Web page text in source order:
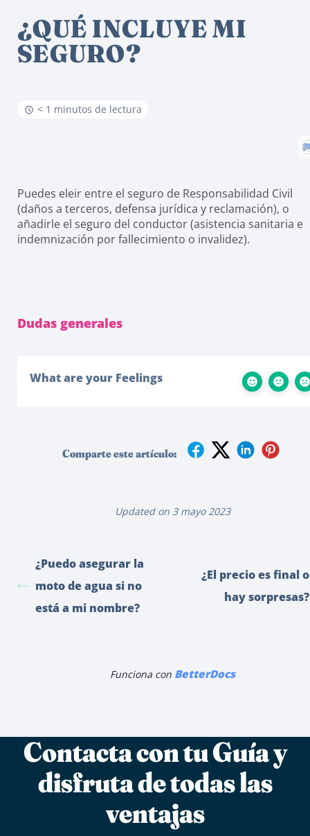
¿QUÉ INCLUYE MI
SEGURO?
< 1 minutos de lectura
Puedes eleir entre el seguro de Responsabilidad Civil
(daños a terceros, defensa jurídica y reclamación), o
añadirle el seguro del conductor (asistencia sanitaria e
indemnización por fallecimiento o invalidez).
Dudas generales
What are your Feelings
Comparte este artículo:
Updated on 3 mayo 2023
¿Puedo asegurar la
moto de agua si no
está a mi nombre?
¿El precio es final o
hay sorpresas?
Funciona con BetterDocs
Contacta con tu Guía y
disfruta de todas las
ventajas